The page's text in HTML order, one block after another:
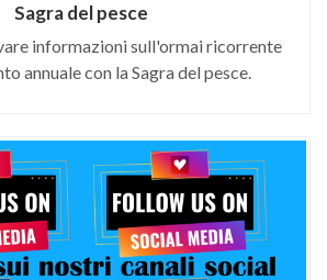
Sagra del pesce
informazioni sull'ormai ricorrente
annuale con la Sagra del pesce.